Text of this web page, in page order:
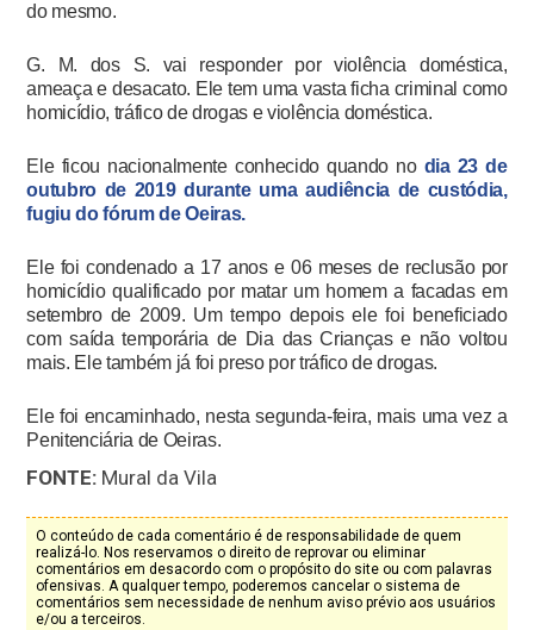
do mesmo.
G. M. dos S. vai responder por violência doméstica,
ameaça e desacato. Ele tem uma vasta ficha criminal como
homicídio, tráfico de drogas e violência doméstica.
Ele ficou nacionalmente conhecido quando no dia 23 de
outubro de 2019 durante uma audiência de custódia,
fugiu do fórum de Oeiras.
Ele foi condenado a 17 anos e 06 meses de reclusão por
homicídio qualificado por matar um homem a facadas em
setembro de 2009. Um tempo depois ele foi beneficiado
com saída temporária de Dia das Crianças e não voltou
mais. Ele também já foi preso por tráfico de drogas.
Ele foi encaminhado, nesta segunda-feira, mais uma vez a
Penitenciária de Oeiras.
FONTE: Mural da Vila
O conteúdo de cada comentário é de responsabilidade de quem
realizá-lo. Nos reservamos o direito de reprovar ou eliminar
comentários em desacordo com o propósito do site ou com palavras
ofensivas. A qualquer tempo, poderemos cancelar o sistema de
comentários sem necessidade de nenhum aviso prévio aos usuários
e/ou a terceiros.